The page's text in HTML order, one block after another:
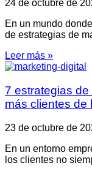
24 de octubre de
En un mundo
de estrategias de
Leer más »
7 estrategias
más clientes de
23 de octubre de
En un entorno
los clientes no